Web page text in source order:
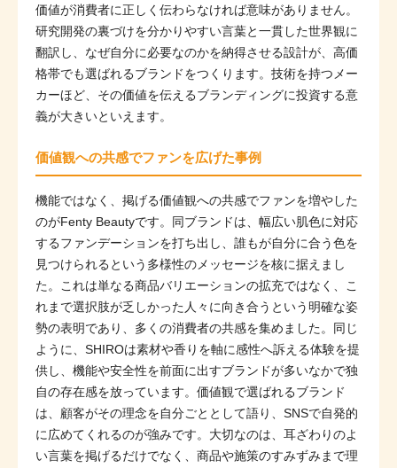
価値が消費者に正しく伝わらなければ意味がありません。
研究開発の裏づけを分かりやすい言葉と一貫した世界観に
翻訳し、なぜ自分に必要なのかを納得させる設計が、高価
格帯でも選ばれるブランドをつくります。技術を持つメー
カーほど、その価値を伝えるブランディングに投資する意
義が大きいといえます。
価値観への共感でファンを広げた事例
機能ではなく、掲げる価値観への共感でファンを増やした
のがFenty Beautyです。同ブランドは、幅広い肌色に対応
するファンデーションを打ち出し、誰もが自分に合う色を
見つけられるという多様性のメッセージを核に据えまし
た。これは単なる商品バリエーションの拡充ではなく、こ
れまで選択肢が乏しかった人々に向き合うという明確な姿
勢の表明であり、多くの消費者の共感を集めました。同じ
ように、SHIROは素材や香りを軸に感性へ訴える体験を提
供し、機能や安全性を前面に出すブランドが多いなかで独
自の存在感を放っています。価値観で選ばれるブランド
は、顧客がその理念を自分ごととして語り、SNSで自発的
に広めてくれるのが強みです。大切なのは、耳ざわりのよ
い言葉を掲げるだけでなく、商品や施策のすみずみまで理